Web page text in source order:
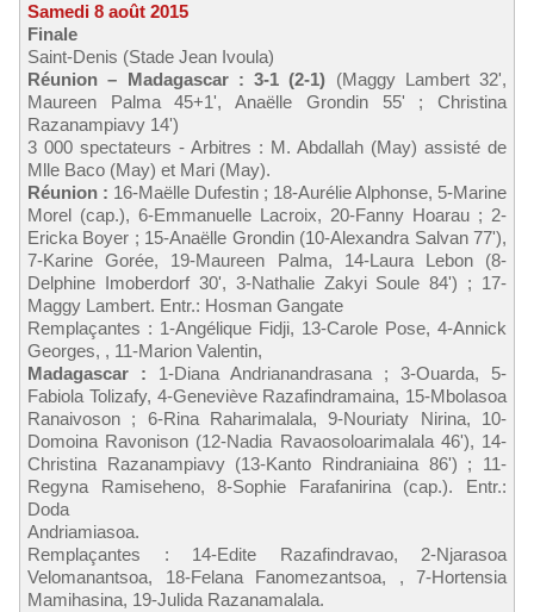
Samedi 8 août 2015
Finale
Saint-Denis (Stade Jean Ivoula)
Réunion – Madagascar : 3-1 (2-1) (Maggy Lambert 32',
Maureen Palma 45+1', Anaëlle Grondin 55' ; Christina
Razanampiavy 14')
3 000 spectateurs - Arbitres : M. Abdallah (May) assisté de
Mlle Baco (May) et Mari (May).
Réunion : 16-Maëlle Dufestin ; 18-Aurélie Alphonse, 5-Marine
Morel (cap.), 6-Emmanuelle Lacroix, 20-Fanny Hoarau ; 2-
Ericka Boyer ; 15-Anaëlle Grondin (10-Alexandra Salvan 77'),
7-Karine Gorée, 19-Maureen Palma, 14-Laura Lebon (8-
Delphine Imoberdorf 30', 3-Nathalie Zakyi Soule 84') ; 17-
Maggy Lambert. Entr.: Hosman Gangate
Remplaçantes : 1-Angélique Fidji, 13-Carole Pose, 4-Annick
Georges, , 11-Marion Valentin,
Madagascar : 1-Diana Andrianandrasana ; 3-Ouarda, 5-
Fabiola Tolizafy, 4-Geneviève Razafindramaina, 15-Mbolasoa
Ranaivoson ; 6-Rina Raharimalala, 9-Nouriaty Nirina, 10-
Domoina Ravonison (12-Nadia Ravaosoloarimalala 46'), 14-
Christina Razanampiavy (13-Kanto Rindraniaina 86') ; 11-
Regyna Ramiseheno, 8-Sophie Farafanirina (cap.). Entr.:
Doda
Andriamiasoa.
Remplaçantes : 14-Edite Razafindravao, 2-Njarasoa
Velomanantsoa, 18-Felana Fanomezantsoa, , 7-Hortensia
Mamihasina, 19-Julida Razanamalala.